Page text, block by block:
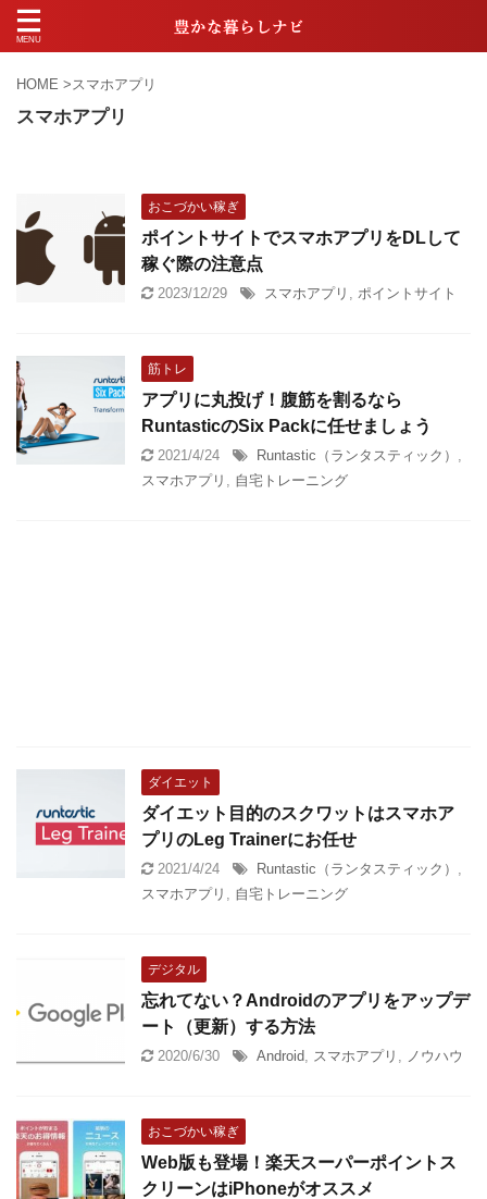
HOME >スマホアプリ
スマホアプリ
おこづかい稼ぎ
ポイントサイトでスマホアプリをDLして
稼ぐ際の注意点
2023/12/29 スマホアプリ , ポイントサイト
筋トレ
アプリに丸投げ！腹筋を割るなら
RuntasticのSix Packに任せましょう
2021/4/24 Runtastic（ランタスティック） ,
スマホアプリ , 自宅トレーニング
ダイエット
ダイエット目的のスクワットはスマホア
プリのLeg Trainerにお任せ
2021/4/24 Runtastic（ランタスティック） ,
スマホアプリ , 自宅トレーニング
デジタル
忘れてない？Androidのアプリをアップデ
ート（更新）する方法
2020/6/30 Android, スマホアプリ , ノウハウ
おこづかい稼ぎ
Web版も登場！楽天スーパーポイントス
クリーンはiPhoneがオススメ